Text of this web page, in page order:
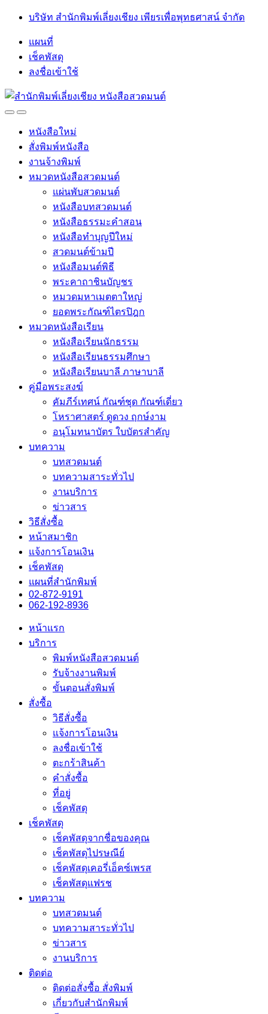
Skip
navigation
Skip
บริษัท สำนักพิมพ์เลี่ยงเชียง เพียรเพื่อพุทธศาสน์ จำกัด
แผนที่
เช็คพัสดุ
ลงชื่อเข้าใช้
OpenClose
หนังสือใหม่
สั่งพิมพ์หนังสือ
งานจ้างพิมพ์
หมวดหนังสือสวดมนต์
แผ่นพับสวดมนต์
หนังสือบทสวดมนต์
หนังสือธรรมะคำสอน
หนังสือทำบุญปีใหม่
สวดมนต์ข้ามปี
หนังสือมนต์พิธี
พระคาถาชินบัญชร
หมวดมหาเมตตาใหญ่
ยอดพระกัณฑ์ไตรปิฎก
หมวดหนังสือเรียน
หนังสือเรียนนักธรรม
หนังสือเรียนธรรมศึกษา
หนังสือเรียนบาลี ภาษาบาลี
คู่มือพระสงฆ์
คัมภีร์เทศน์ กัณฑ์ชุด กัณฑ์เดี่ยว
โหราศาสตร์ ดูดวง ฤกษ์งาม
อนุโมทนาบัตร ใบบัตรสำคัญ
บทความ
บทสวดมนต์
บทความสาระทั่วไป
งานบริการ
ข่าวสาร
วิธีสั่งซื้อ
หน้าสมาชิก
แจ้งการโอนเงิน
เช็คพัสดุ
แผนที่สำนักพิมพ์
02-872-9191
062-192-8936
หน้าแรก
บริการ
พิมพ์หนังสือสวดมนต์
รับจ้างงานพิมพ์
ขั้นตอนสั่งพิมพ์
สั่งซื้อ
วิธีสั่งซื้อ
แจ้งการโอนเงิน
ลงชื่อเข้าใช้
ตะกร้าสินค้า
คำสั่งซื้อ
ที่อยู่
เช็คพัสดุ
เช็คพัสดุ
เช็คพัสดุจากชื่อของคุณ
เช็คพัสดุไปรษณีย์
เช็คพัสดุเคอรี่เอ็คซ์เพรส
เช็คพัสดุแฟรช
บทความ
บทสวดมนต์
บทความสาระทั่วไป
ข่าวสาร
งานบริการ
ติดต่อ
ติดต่อสั่งซื้อ สั่งพิมพ์
เกี่ยวกับสำนักพิมพ์